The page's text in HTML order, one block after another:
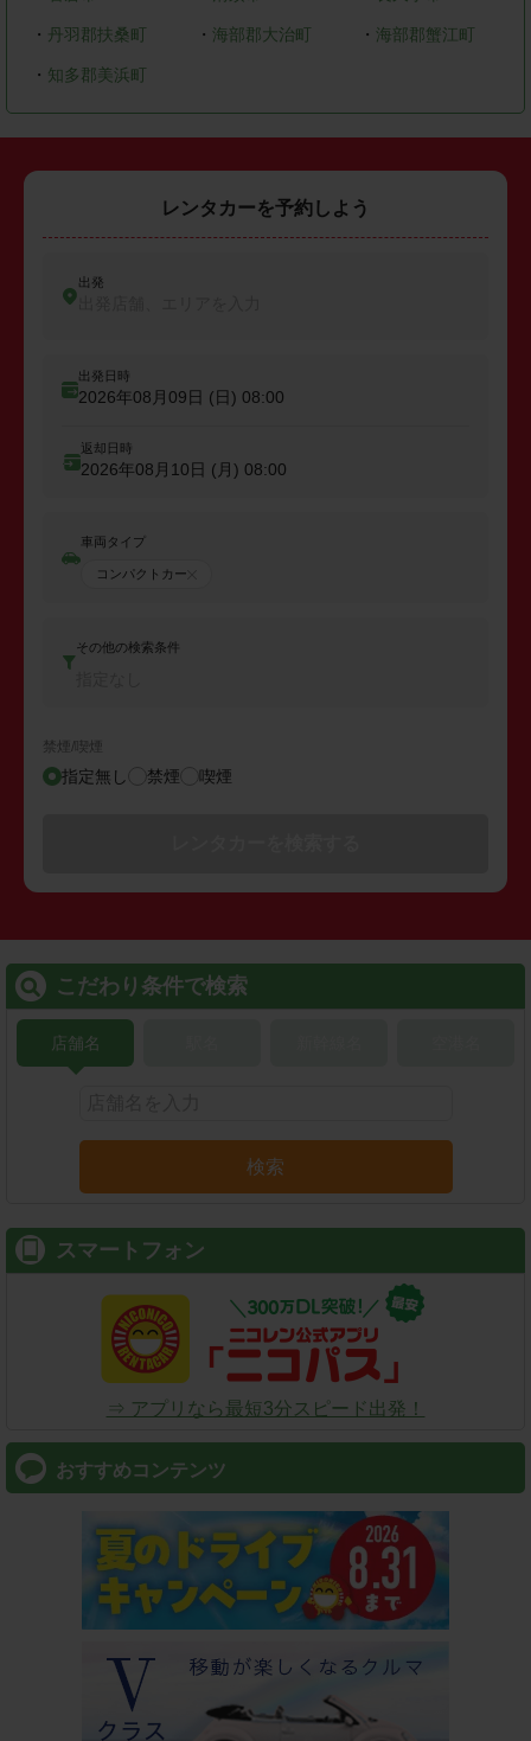
・ 丹羽郡扶桑町 ・ 海部郡大治町 ・ 海部郡蟹江町
・ 知多郡美浜町
レンタカーを予約しよう
出発
出発日時
2026年08月09日 (日) 08:00
返却日時
2026年08月10日 (月) 08:00
車両タイプ
コンパクトカー
その他の検索条件
禁煙/喫煙
指定無し 禁煙 喫煙
こだわり条件で検索
店舗名
検索
スマートフォン
⇒ アプリなら最短3分スピード出発！
おすすめコンテンツ